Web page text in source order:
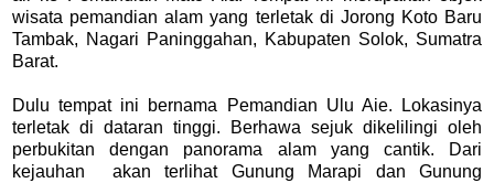
wisata pemandian alam yang terletak di Jorong Koto Baru
Tambak, Nagari Paninggahan, Kabupaten Solok, Sumatra
Barat.
Dulu tempat ini bernama Pemandian Ulu Aie. Lokasinya
terletak di dataran tinggi. Berhawa sejuk dikelilingi oleh
perbukitan dengan panorama alam yang cantik. Dari
kejauhan akan terlihat Gunung Marapi dan Gunung